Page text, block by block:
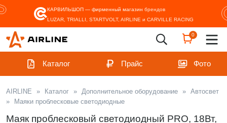
КАРВИЛЬШОП — фирменный магазин брендов
LUZAR, TRIALLI, STARTVOLT, AIRLINE и CARVILLE RACING
0
Каталог Прайс Фото
AIRLINE » Каталог » Дополнительное оборудование » Автосвет
»
Маяки проблесковые светодиодные
Маяк проблесковый светодиодный PRO, 18Вт,